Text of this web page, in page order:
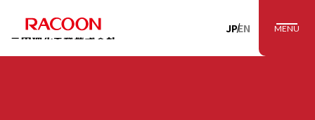
RACOON 三田理
JPEN MENU